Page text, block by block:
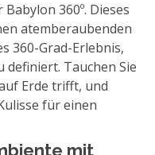
360º. Dieses
atemberaubenden
360-Grad-Erlebnis,
definiert. Tauchen Sie
Erde trifft, und
für einen
mit